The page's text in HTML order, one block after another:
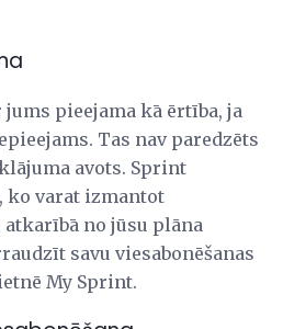
jums pieejama kā ērtība, ja
Tas nav paredzēts
avots. Sprint
ko varat izmantot
atkarībā no jūsu plāna
savu viesabonēšanas
My Sprint.